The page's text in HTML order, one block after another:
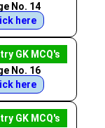
No. 14
here
GK MCQ's
No. 16
here
GK MCQ's